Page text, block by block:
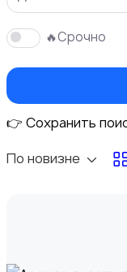
🔥Срочно
👉 Сохранить
По новизне